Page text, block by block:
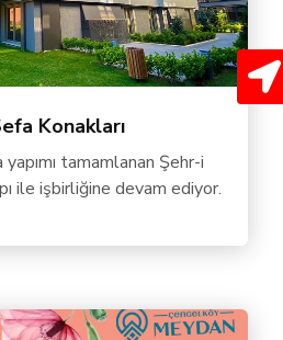
Konakları
tamamlanan Şehr-i
ile işbirliğine devam ediyor.